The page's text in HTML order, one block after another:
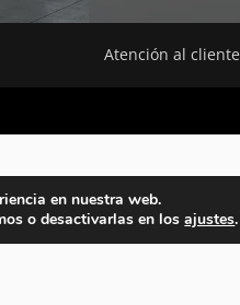
Atención al cliente
en nuestra web.
o desactivarlas en losajustes.